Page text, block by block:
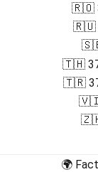
🇷🇴
🇷🇺
🇸🇪
🇹🇭 37
🇹🇷 37
🇻🇮
🇿🇭
🌍